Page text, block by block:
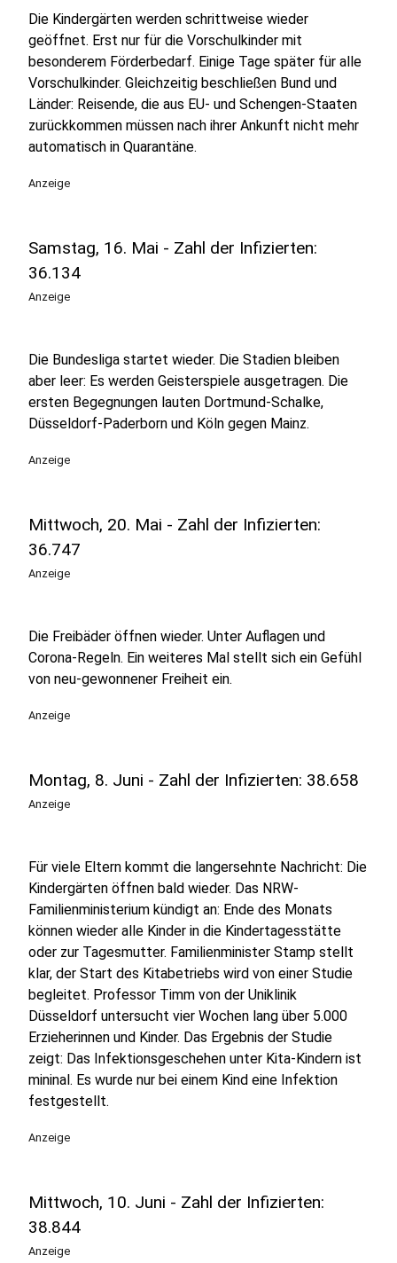
Die Kindergärten werden schrittweise wieder
geöffnet. Erst nur für die Vorschulkinder mit
besonderem Förderbedarf. Einige Tage später für alle
Vorschulkinder. Gleichzeitig beschließen Bund und
Länder: Reisende, die aus EU- und Schengen-Staaten
zurückkommen müssen nach ihrer Ankunft nicht mehr
automatisch in Quarantäne.
Anzeige
Samstag, 16. Mai - Zahl der Infizierten:
36.134
Anzeige
Die Bundesliga startet wieder. Die Stadien bleiben
aber leer: Es werden Geisterspiele ausgetragen. Die
ersten Begegnungen lauten Dortmund-Schalke,
Düsseldorf-Paderborn und Köln gegen Mainz.
Anzeige
Mittwoch, 20. Mai - Zahl der Infizierten:
36.747
Anzeige
Die Freibäder öffnen wieder. Unter Auflagen und
Corona-Regeln. Ein weiteres Mal stellt sich ein Gefühl
von neu-gewonnener Freiheit ein.
Anzeige
Montag, 8. Juni - Zahl der Infizierten: 38.658
Anzeige
Für viele Eltern kommt die langersehnte Nachricht: Die
Kindergärten öffnen bald wieder. Das NRW-
Familienministerium kündigt an: Ende des Monats
können wieder alle Kinder in die Kindertagesstätte
oder zur Tagesmutter. Familienminister Stamp stellt
klar, der Start des Kitabetriebs wird von einer Studie
begleitet. Professor Timm von der Uniklinik
Düsseldorf untersucht vier Wochen lang über 5.000
Erzieherinnen und Kinder. Das Ergebnis der Studie
zeigt: Das Infektionsgeschehen unter Kita-Kindern ist
mininal. Es wurde nur bei einem Kind eine Infektion
festgestellt.
Anzeige
Mittwoch, 10. Juni - Zahl der Infizierten:
38.844
Anzeige